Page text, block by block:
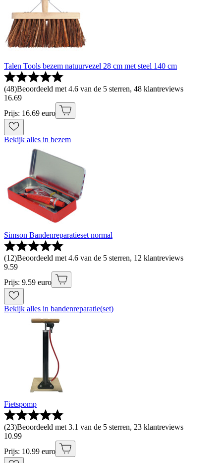
Talen Tools bezem natuurvezel 28 cm met steel 140 cm
(48)Beoordeeld met 4.6 van de 5 sterren, 48 klantreviews
16.69
Prijs: 16.69 euro
Bekijk alles in bezem
Simson Bandenreparatieset normal
(12)Beoordeeld met 4.6 van de 5 sterren, 12 klantreviews
9.59
Prijs: 9.59 euro
Bekijk alles in bandenreparatie(set)
Fietspomp
(23)Beoordeeld met 3.1 van de 5 sterren, 23 klantreviews
10.99
Prijs: 10.99 euro